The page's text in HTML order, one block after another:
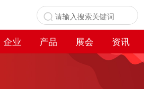
企业 产品 展会
资讯